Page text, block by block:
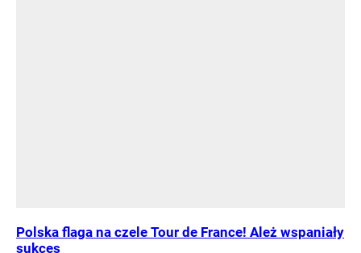
Polska flaga na czele Tour de France! Ależ wspaniały
sukces